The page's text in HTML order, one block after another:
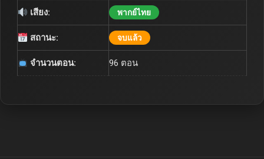
เสียง: พากย์ไทย
สถานะ: จบแล้ว
จำนวนตอน: 96 ตอน